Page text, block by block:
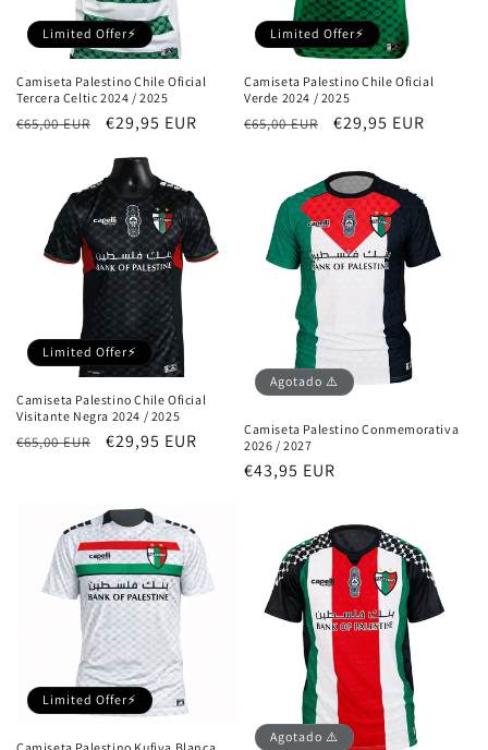
Limited Offer⚡
Camiseta Palestino Chile Oficial
Tercera Celtic 2024 / 2025
Precio
€65,00 EUR
Precio
oferta
€29,95 EUR
Limited Offer⚡
Camiseta Palestino Chile Oficial
Verde 2024 / 2025
Precio
€65,00 EUR
Precio
oferta
€29,95 EUR
Limited Offer⚡
Camiseta Palestino Chile Oficial
Visitante Negra 2024 / 2025
Precio
€65,00 EUR
Precio
€29,95 EUR
Agotado ⚠️
Camiseta Palestino Conmemorativa
2026 / 2027
Precio
€43,95 EUR
Limited Offer⚡
Agotado ⚠️